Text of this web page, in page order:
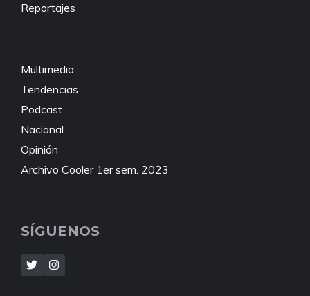
Reportajes
Multimedia
Tendencias
Podcast
Nacional
Opinión
Archivo Cooler 1er sem. 2023
SÍGUENOS